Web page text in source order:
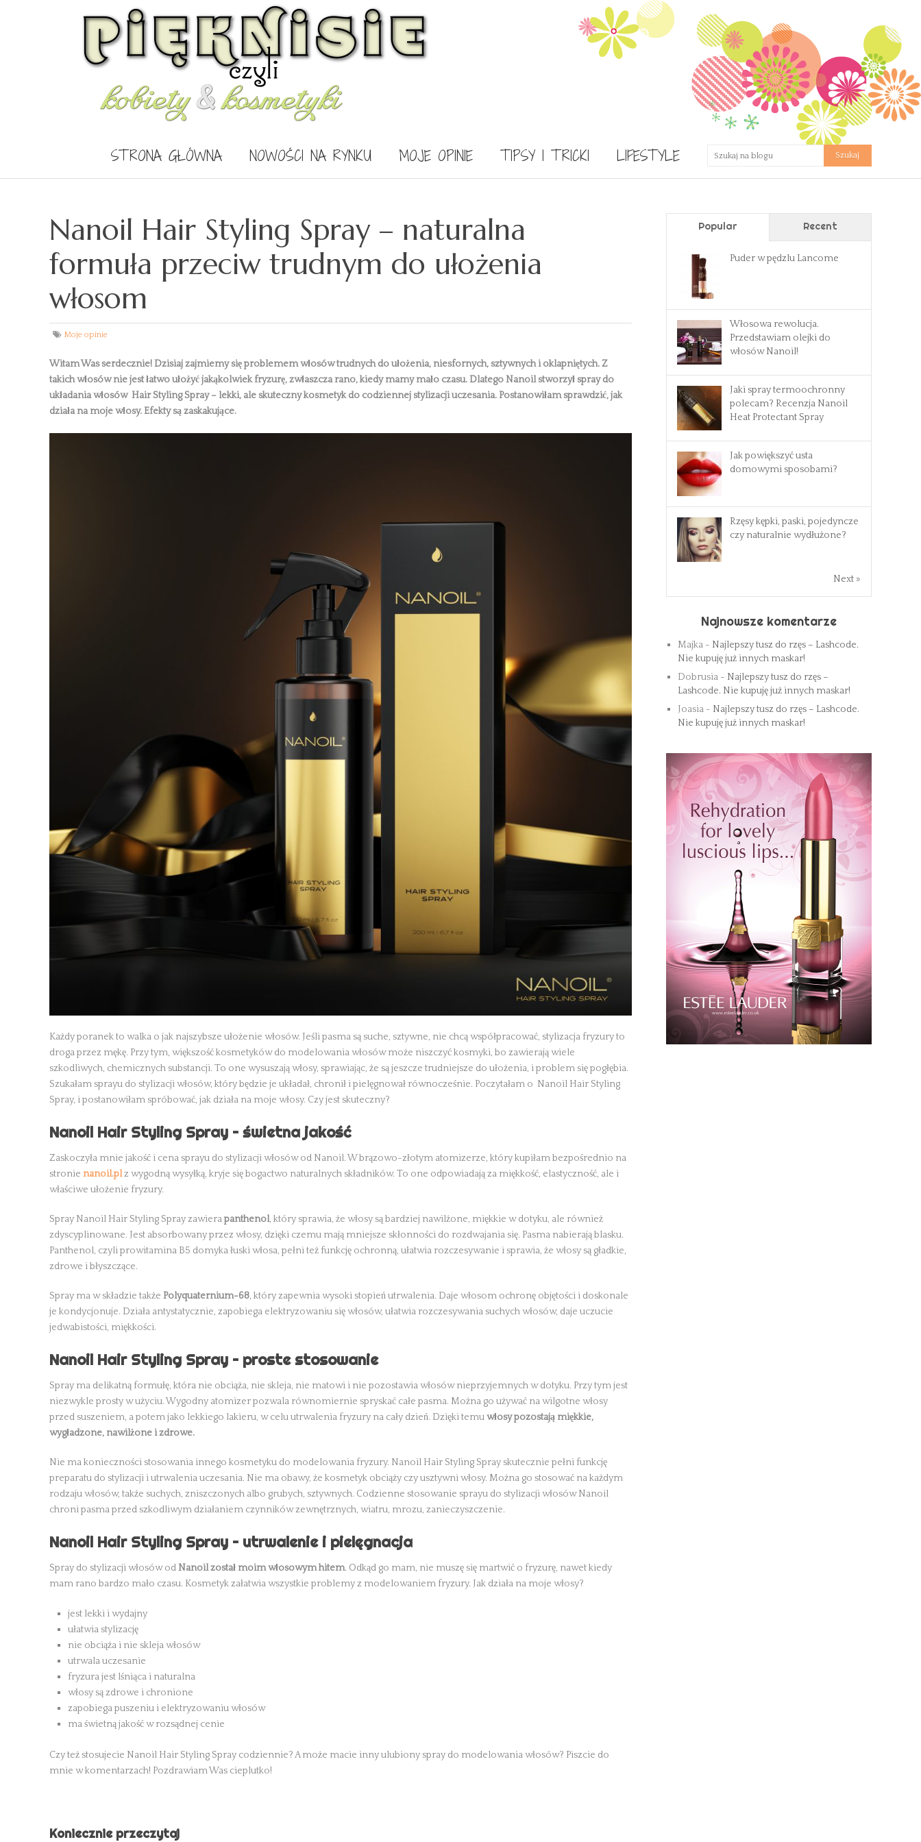
STRONA GŁÓWNA NOWOŚCI NA RYNKU MOJE OPINIE TIPSY I TRICKI LIFESTYLE
Nanoil Hair Styling Spray – naturalna
formuła przeciw trudnym do ułożenia
włosom
Moje opinie
Witam Was serdecznie! Dzisiaj zajmiemy się problemem włosów trudnych do ułożenia, niesfornych, sztywnych i oklapniętych. Z
takich włosów nie jest łatwo ułożyć jakąkolwiek fryzurę, zwłaszcza rano, kiedy mamy mało czasu. Dlatego Nanoil stworzył spray do
układania włosów Hair Styling Spray – lekki, ale skuteczny kosmetyk do codziennej stylizacji uczesania. Postanowiłam sprawdzić, jak
działa na moje włosy. Efekty są zaskakujące.
Każdy poranek to walka o jak najszybsze ułożenie włosów. Jeśli pasma są suche, sztywne, nie chcą współpracować, stylizacja fryzury to
droga przez mękę. Przy tym, większość kosmetyków do modelowania włosów może niszczyć kosmyki, bo zawierają wiele
szkodliwych, chemicznych substancji. To one wysuszają włosy, sprawiając, że są jeszcze trudniejsze do ułożenia, i problem się pogłębia.
Szukałam sprayu do stylizacji włosów, który będzie je układał, chronił i pielęgnował równocześnie. Poczytałam o Nanoil Hair Styling
Spray, i postanowiłam spróbować, jak działa na moje włosy. Czy jest skuteczny?
Nanoil Hair Styling Spray – świetna jakość
Zaskoczyła mnie jakość i cena sprayu do stylizacji włosów od Nanoil. W brązowo-złotym atomizerze, który kupiłam bezpośrednio na
stronie nanoil.plz wygodną wysyłką, kryje się bogactwo naturalnych składników. To one odpowiadają za miękkość, elastyczność, ale i
właściwe ułożenie fryzury.
Spray Nanoil Hair Styling Spray zawierapanthenol, który sprawia, że włosy są bardziej nawilżone, miękkie w dotyku, ale również
zdyscyplinowane. Jest absorbowany przez włosy, dzięki czemu mają mniejsze skłonności do rozdwajania się. Pasma nabierają blasku.
Panthenol, czyli prowitamina B5 domyka łuski włosa, pełni też funkcję ochronną, ułatwia rozczesywanie i sprawia, że włosy są gładkie,
zdrowe i błyszczące.
Spray ma w składzie także Polyquaternium-68, który zapewnia wysoki stopień utrwalenia. Daje włosom ochronę objętości i doskonale
je kondycjonuje. Działa antystatycznie, zapobiega elektryzowaniu się włosów, ułatwia rozczesywania suchych włosów, daje uczucie
jedwabistości, miękkości.
Nanoil Hair Styling Spray – proste stosowanie
Spray ma delikatną formułę, która nie obciąża, nie skleja, nie matowi i nie pozostawia włosów nieprzyjemnych w dotyku. Przy tym jest
niezwykle prosty w użyciu. Wygodny atomizer pozwala równomiernie spryskać całe pasma. Można go używać na wilgotne włosy
przed suszeniem, a potem jako lekkiego lakieru, w celu utrwalenia fryzury na cały dzień. Dzięki temuwłosy pozostają miękkie,
wygładzone, nawilżone i zdrowe.
Nie ma konieczności stosowania innego kosmetyku do modelowania fryzury. Nanoil Hair Styling Spray skutecznie pełni funkcję
preparatu do stylizacji i utrwalenia uczesania. Nie ma obawy, że kosmetyk obciąży czy usztywni włosy. Można go stosować na każdym
rodzaju włosów, także suchych, zniszczonych albo grubych, sztywnych. Codzienne stosowanie sprayu do stylizacji włosów Nanoil
chroni pasma przed szkodliwym działaniem czynników zewnętrznych, wiatru, mrozu, zanieczyszczenie.
Nanoil Hair Styling Spray – utrwalenie i pielęgnacja
Spray do stylizacji włosów odNanoil został moim włosowym hitem. Odkąd go mam, nie muszę się martwić o fryzurę, nawet kiedy
mam rano bardzo mało czasu. Kosmetyk załatwia wszystkie problemy z modelowaniem fryzury. Jak działa na moje włosy?
jest lekki i wydajny
ułatwia stylizację
nie obciąża i nie skleja włosów
utrwala uczesanie
fryzura jest lśniąca i naturalna
włosy są zdrowe i chronione
zapobiega puszeniu i elektryzowaniu włosów
ma świetną jakość w rozsądnej cenie
Czy też stosujecie Nanoil Hair Styling Spray codziennie? A może macie inny ulubiony spray do modelowania włosów? Piszcie do
mnie w komentarzach! Pozdrawiam Was cieplutko!
Koniecznie przeczytaj
Popular Recent
Puder w pędzlu Lancome
Włosowa rewolucja.
Przedstawiam olejki do
włosów Nanoil!
Jaki spray termoochronny
polecam? Recenzja Nanoil
Heat Protectant Spray
Jak powiększyć usta
domowymi sposobami?
Rzęsy kępki, paski, pojedyncze
czy naturalnie wydłużone?
Next »
Najnowsze komentarze
Majka - Najlepszy tusz do rzęs – Lashcode.
Nie kupuję już innych maskar!
Dobrusia - Najlepszy tusz do rzęs –
Lashcode. Nie kupuję już innych maskar!
Joasia - Najlepszy tusz do rzęs – Lashcode.
Nie kupuję już innych maskar!